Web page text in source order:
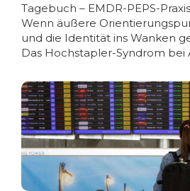
Tagebuch – EMDR-PEPS-Praxis​​​​​​
Wenn äußere
und die Identität ins Wanken
Das Hochstapler-Syndrom bei